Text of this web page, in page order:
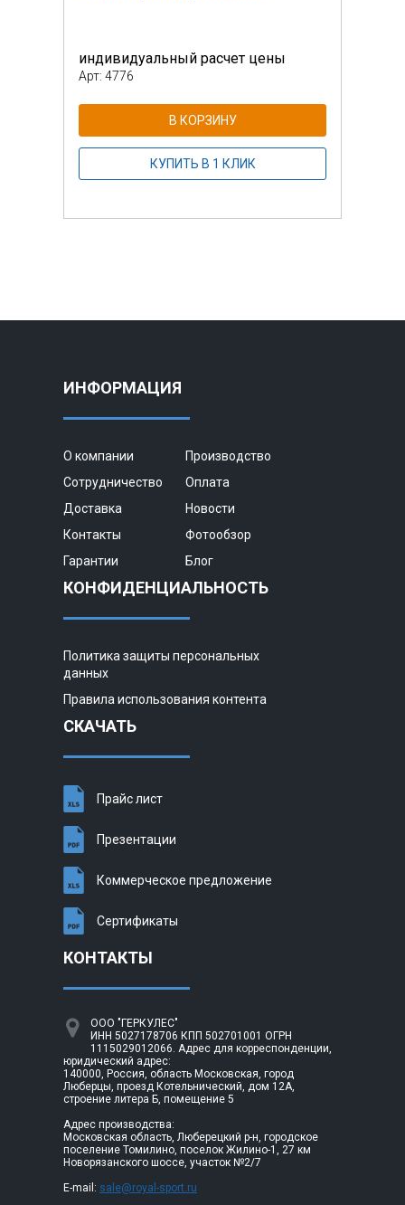
индивидуальный расчет цены
Арт: 4776
В КОРЗИНУ
КУПИТЬ В 1 КЛИК
ИНФОРМАЦИЯ
О компании
Производство
Сотрудничество
Оплата
Доставка
Новости
Контакты
Фотообзор
Гарантии
Блог
КОНФИДЕНЦИАЛЬНОСТЬ
Политика защиты персональных
данных
Правила использования контента
СКАЧАТЬ
Прайс лист
Презентации
Коммерческое предложение
Сертификаты
КОНТАКТЫ
ООО "ГЕРКУЛЕС"
ИНН 5027178706 КПП 502701001 ОГРН
1115029012066. Адрес для корреспонденции,
юридический адрес:
140000, Россия, область Московская, город
Люберцы, проезд Котельнический, дом 12А,
строение литера Б, помещение 5
Адрес производства:
Московская область, Люберецкий р-н, городское
поселение Томилино, поселок Жилино-1, 27 км
Новорязанского шоссе, участок №2/7
E-mail: sale@royal-sport.ru